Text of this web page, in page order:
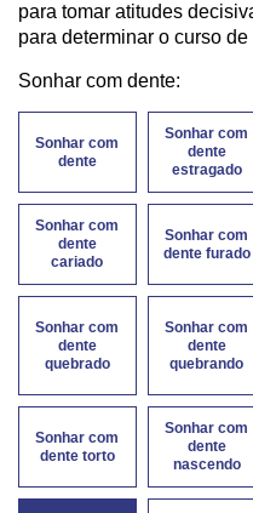
para tomar atitudes
para determinar o curso de
Sonhar com dente:
Sonhar com
dente
Sonhar com
dente
estragado
Sonhar com
dente
cariado
Sonhar com
dente furado
Sonhar com
dente
quebrado
Sonhar com
dente
quebrando
Sonhar com
dente torto
Sonhar com
dente
nascendo